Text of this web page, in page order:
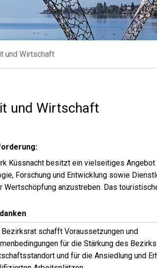
und Wirtschaft
und Wirtschaft
Küssnacht besitzt ein vielseitiges
Forschung und Entwicklung sowie
Wertschöpfung anzustreben. Das
Bezirksrat schafft Voraussetzungen und
für die Stärkung des
und für die Ansiedlung und